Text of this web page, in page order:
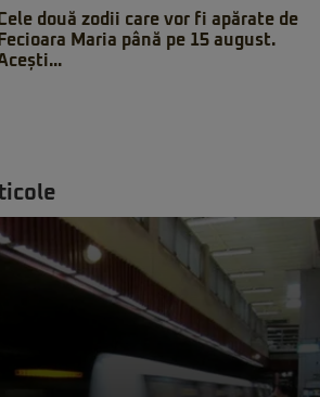
două zodii care vor fi apărate de
Fecioara Maria până pe 15 august.